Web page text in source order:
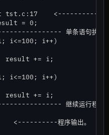
tst.c:17    <---------- 在断
= 0;
单条语句执行，
i++)
+= i;
i++)
+= i;
继续运行程序，
<----------程序输出。